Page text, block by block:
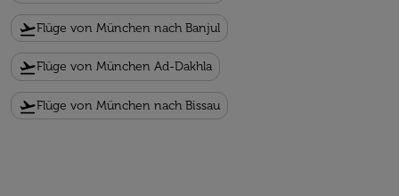
flight_takeoffFlüge von München nach Banjul
flight_takeoffFlüge von München Ad-Dakhla
flight_takeoffFlüge von München nach Bissau